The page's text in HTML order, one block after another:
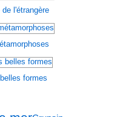
l'étrangère
formes